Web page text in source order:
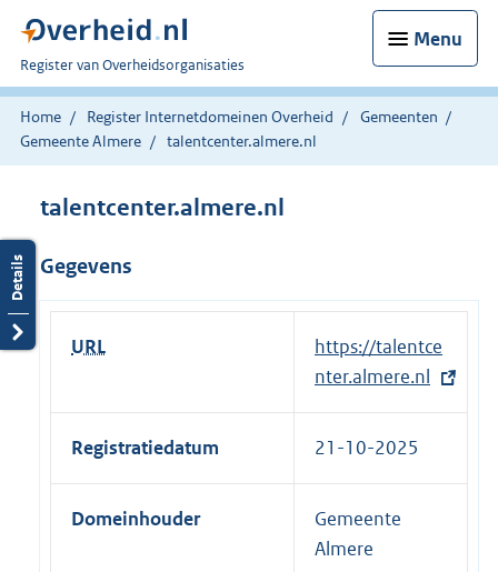
Menu
U
bent
nu
hier:
Register van Overheidsorganisaties
Home Register Internetdomeinen Overheid
Gemeenten
Gemeente Almere
talentcenter.almere.nl
talentcenter.almere.nl
Gegevens
URL
E
x
t
e
e
l
https://talentce
nter.almere.nl
Registratiedatum 21-10-2025
Domeinhouder
Gemeente
Almere